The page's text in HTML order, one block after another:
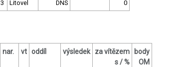
3 Litovel DNS 0
nar. vt oddíl výsledek
za vítězem
s / %
body
OM